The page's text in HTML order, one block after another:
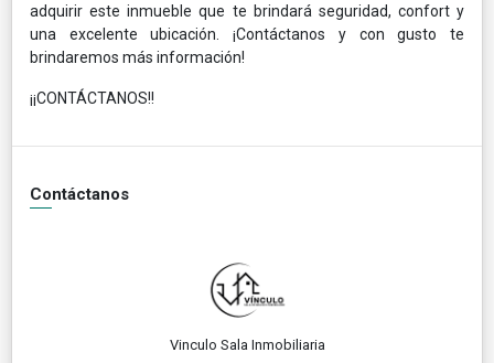
adquirir este inmueble que te brindará seguridad, confort y
una excelente ubicación. ¡Contáctanos y con gusto te
brindaremos más información!
¡¡CONTÁCTANOS!!
Contáctanos
Vinculo Sala Inmobiliaria